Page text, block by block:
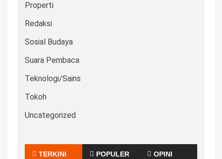
Properti
Redaksi
Sosial Budaya
Suara Pembaca
Teknologi/Sains
Tokoh
Uncategorized
TERKINI POPULER OPINI